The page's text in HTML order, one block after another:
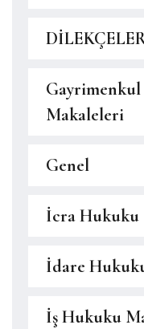
Makaleleri
Genel
İcra Hukuku
İdare
İş Hukuku